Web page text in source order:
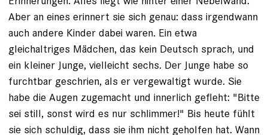
Aber an eines erinnert sie sich genau: dass ­irgendwann
auch andere Kinder dabei waren. Ein etwa
gleichaltriges Mädchen, das kein Deutsch sprach, und
ein kleiner Junge, vielleicht sechs. Der Junge habe so
furchtbar geschrien, als er vergewaltigt wurde. Sie
habe die Augen zugemacht und innerlich gefleht: "Bitte
sei still, sonst wird es nur schlimmer!" Bis heute fühlt
sie sich schuldig, dass sie ihm nicht geholfen hat. Wann